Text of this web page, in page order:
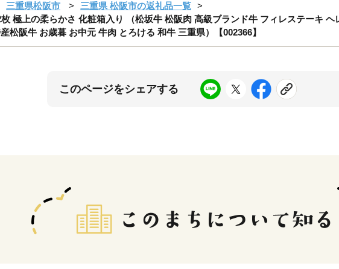
三重県松阪市
三重県 松阪市の返礼品一覧
極上の柔らかさ 化粧箱入り （松坂牛 松阪肉 高級ブランド牛 フィレステーキ
松阪牛 お歳暮 お中元 牛肉 とろける 和牛 三重県）【002366】
このページをシェアする